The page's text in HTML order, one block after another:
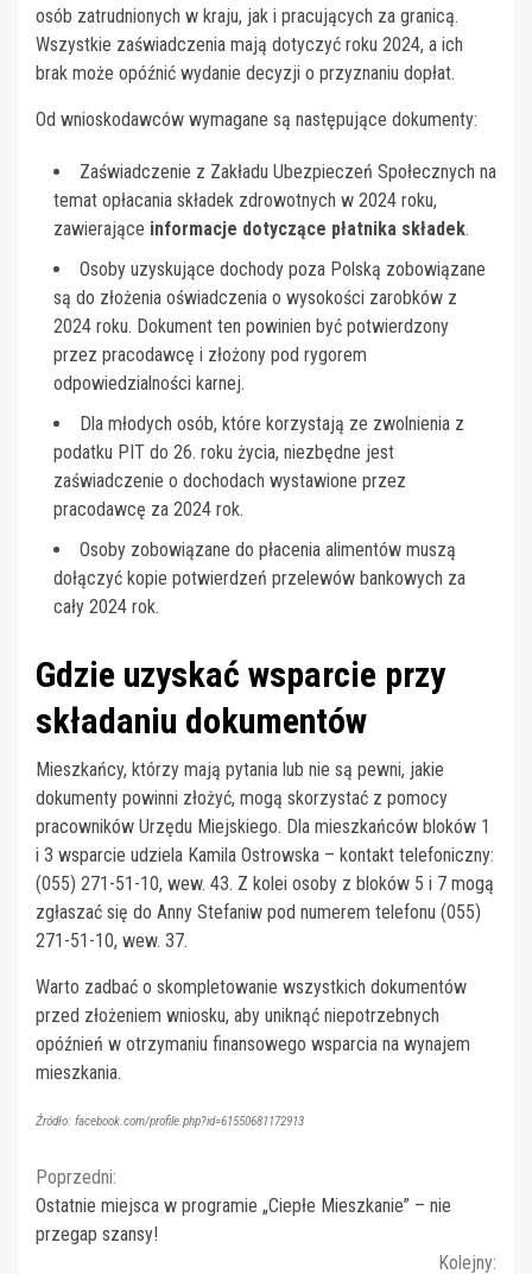
osób zatrudnionych w kraju, jak i pracujących za granicą.
Wszystkie zaświadczenia mają dotyczyć roku 2024, a ich
brak może opóźnić wydanie decyzji o przyznaniu dopłat.
Od wnioskodawców wymagane są następujące dokumenty:
Zaświadczenie z Zakładu Ubezpieczeń Społecznych na
temat opłacania składek zdrowotnych w 2024 roku,
zawierające informacje dotyczące płatnika składek.
Osoby uzyskujące dochody poza Polską zobowiązane
są do złożenia oświadczenia o wysokości zarobków z
2024 roku. Dokument ten powinien być potwierdzony
przez pracodawcę i złożony pod rygorem
odpowiedzialności karnej.
Dla młodych osób, które korzystają ze zwolnienia z
podatku PIT do 26. roku życia, niezbędne jest
zaświadczenie o dochodach wystawione przez
pracodawcę za 2024 rok.
Osoby zobowiązane do płacenia alimentów muszą
dołączyć kopie potwierdzeń przelewów bankowych za
cały 2024 rok.
Gdzie uzyskać wsparcie przy
składaniu dokumentów
Mieszkańcy, którzy mają pytania lub nie są pewni, jakie
dokumenty powinni złożyć, mogą skorzystać z pomocy
pracowników Urzędu Miejskiego. Dla mieszkańców bloków 1
i 3 wsparcie udziela Kamila Ostrowska – kontakt telefoniczny:
(055) 271-51-10, wew. 43. Z kolei osoby z bloków 5 i 7 mogą
zgłaszać się do Anny Stefaniw pod numerem telefonu (055)
271-51-10, wew. 37.
Warto zadbać o skompletowanie wszystkich dokumentów
przed złożeniem wniosku, aby uniknąć niepotrzebnych
opóźnień w otrzymaniu finansowego wsparcia na wynajem
mieszkania.
Źródło: facebook.com/profile.php?id=61550681172913
Continue
Reading
Poprzedni:
Ostatnie miejsca w programie „Ciepłe Mieszkanie” – nie
przegap szansy!
Kolejny: